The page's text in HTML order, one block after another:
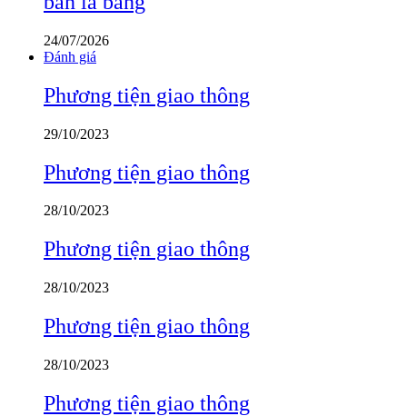
24/07/2026
Đánh giá
Phương tiện giao thông
29/10/2023
Phương tiện giao thông
28/10/2023
Phương tiện giao thông
28/10/2023
Phương tiện giao thông
28/10/2023
Phương tiện giao thông